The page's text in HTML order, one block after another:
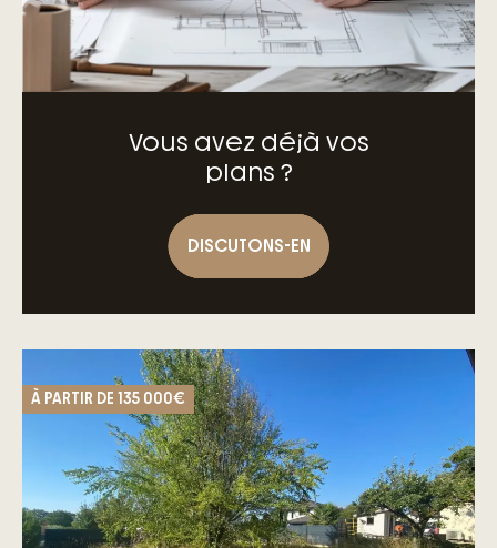
Vous avez déjà vos
plans ?
DISCUTONS-EN
À PARTIR DE 135 000€